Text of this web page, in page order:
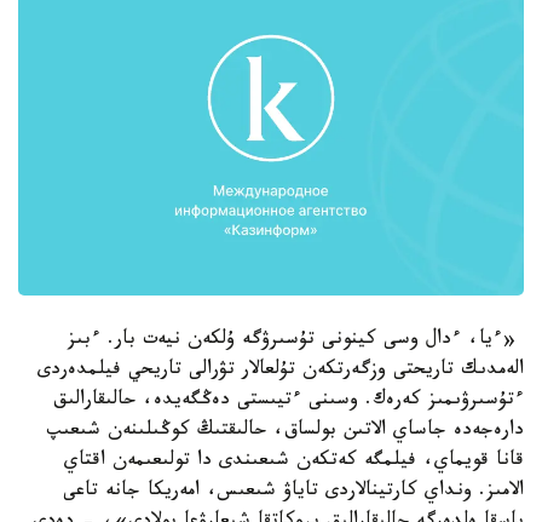
«ءيا، ءدال وسى كينونى تۇسىرۋگە ۇلكەن نيەت بار. ءبىز
الەمدىك تاريحتى وزگەرتكەن تۇلعالار تۋرالى تاريحي فيلمدەردى
ءتۇسىرۋىمىز كەرەك. وسىنى ءتيىستى دەڭگەيدە، حالىقارالىق
دارەجەدە جاساي الاتىن بولساق، حالىقتىڭ كوڭىلىنەن شىعىپ
قانا قويماي، فيلمگە كەتكەن شىعىندى دا تولىعىمەن اقتاي
الامىز. ونداي كارتينالاردى تاياۋ شىعىس، امەريكا جانە تاعى